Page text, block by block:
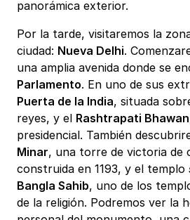
panorámica exterior.
Por la tarde, visitaremos la
ciudad: Nueva Delhi.
una amplia avenida donde se
Parlamento. En uno de sus
Puerta de la India, situada
reyes, y el Rashtrapati Bhawan
presidencial. También
Minar, una torre de victoria de
construida en 1193, y el templo
Bangla Sahib, uno de los
de la religión. Podremos ver la